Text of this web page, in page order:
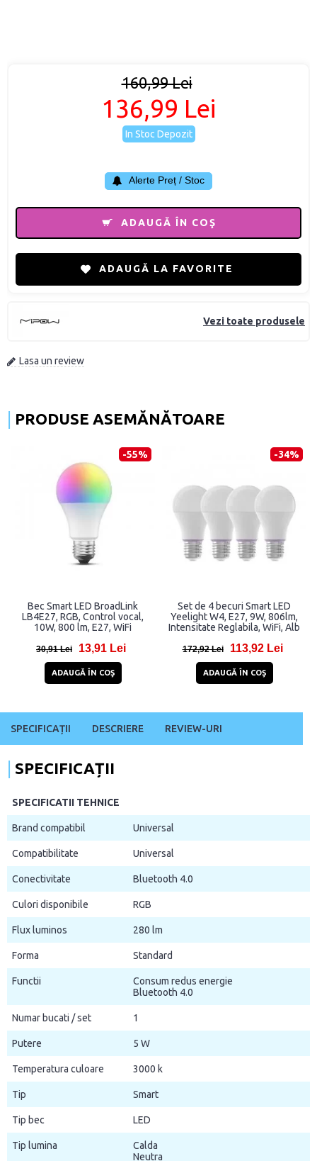
Vezi toate produsele
Lasa un review
160,99 Lei
136,99 Lei
In Stoc Depozit
Alerte Preț / Stoc
ADAUGĂ ÎN COŞ
ADAUGĂ LA FAVORITE
PRODUSE ASEMĂNĂTOARE
-55%
Bec Smart LED BroadLink
LB4E27, RGB, Control vocal,
10W, 800 lm, E27, WiFi
30,91 Lei 13,91 Lei
ADAUGĂ ÎN COŞ
-34%
Set de 4 becuri Smart LED
Yeelight W4, E27, 9W, 806lm,
Intensitate Reglabila, WiFi, Alb
172,92 Lei 113,92 Lei
ADAUGĂ ÎN COŞ
SPECIFICAȚII DESCRIERE REVIEW-URI
SPECIFICAȚII
SPECIFICATII TEHNICE
Brand compatibil Universal
Compatibilitate Universal
Conectivitate Bluetooth 4.0
Culori disponibile RGB
Flux luminos 280 lm
Forma Standard
Functii
Consum redus energie
Bluetooth 4.0
Numar bucati / set 1
Putere 5 W
Temperatura culoare 3000 k
Tip Smart
Tip bec LED
Tip lumina
Calda
Neutra